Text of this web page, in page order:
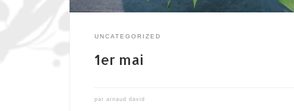
UNCATEGORIZED
1er mai
par arnaud david